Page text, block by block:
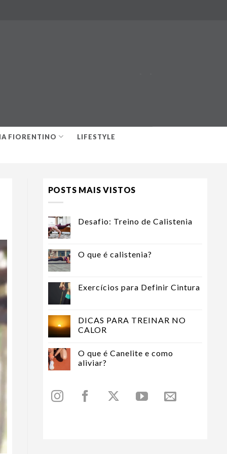
FIORENTINO LIFESTYLE
POSTS MAIS VISTOS
Desafio: Treino de Calistenia
O que é calistenia?
Exercícios para Definir Cintura
DICAS PARA TREINAR NO
CALOR
O que é Canelite e como
aliviar?